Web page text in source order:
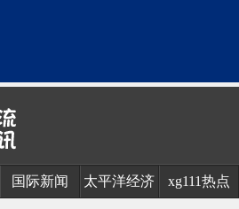
国际新闻 太平洋经济 xg111热点